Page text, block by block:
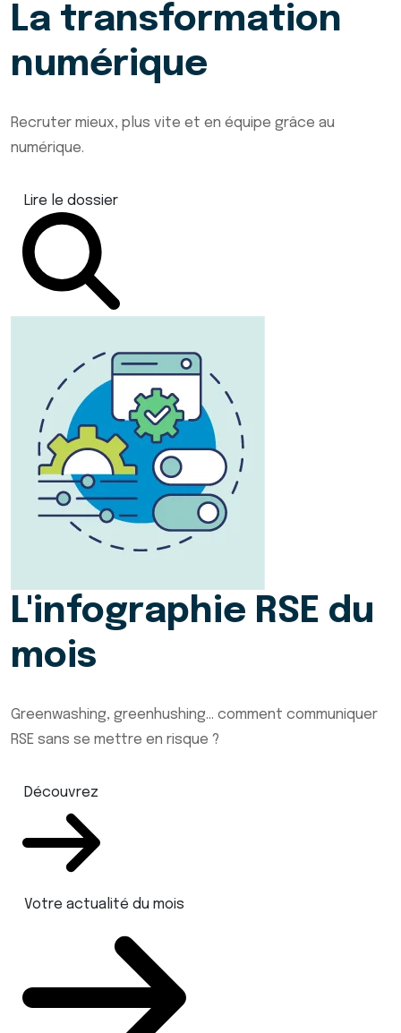
La transformation
numérique
Recruter mieux, plus vite et en équipe grâce au
numérique.
Lire le dossier
L'infographie RSE du
mois
Greenwashing, greenhushing… comment communiquer
RSE sans se mettre en risque ?
Découvrez
Votre actualité du mois